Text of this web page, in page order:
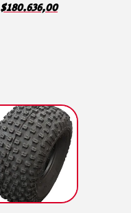
$180.636,00